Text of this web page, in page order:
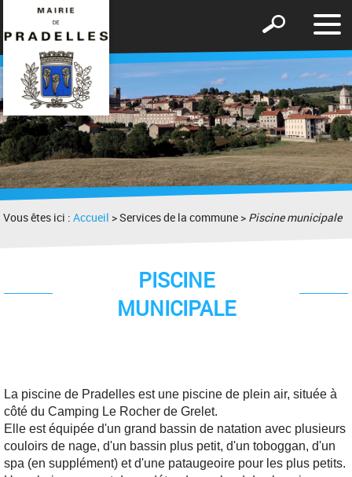
le
Afficher
formulaire
de
recherche
Vous êtes ici :Accueil > Services de la commune > Piscine municipale
PISCINE
MUNICIPALE
La piscine de Pradelles est une piscine de plein air, située à
côté du Camping Le Rocher de Grelet.
Elle est équipée d'un grand bassin de natation avec plusieurs
couloirs de nage, d'un bassin plus petit, d'un toboggan, d'un
spa (en supplément) et d'une pataugeoire pour les plus petits.